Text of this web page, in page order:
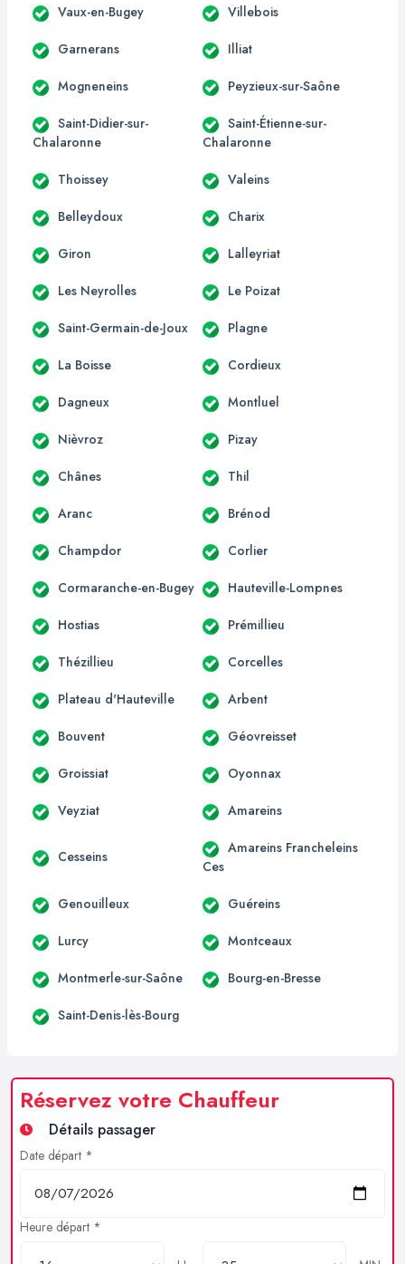
Vaux-en-Bugey Villebois
Garnerans Illiat
Mogneneins Peyzieux-sur-Saône
Saint-Didier-sur-
Chalaronne
Saint-Étienne-sur-
Chalaronne
Thoissey Valeins
Belleydoux Charix
Giron Lalleyriat
Les Neyrolles Le Poizat
Saint-Germain-de-Joux Plagne
La Boisse Cordieux
Dagneux Montluel
Nièvroz Pizay
Chânes Thil
Aranc Brénod
Champdor Corlier
Cormaranche-en-Bugey Hauteville-Lompnes
Hostias Prémillieu
Thézillieu Corcelles
Plateau d'Hauteville Arbent
Bouvent Géovreisset
Groissiat Oyonnax
Veyziat Amareins
Cesseins
Amareins Francheleins
Ces
Genouilleux Guéreins
Lurcy Montceaux
Montmerle-sur-Saône Bourg-en-Bresse
Saint-Denis-lès-Bourg
Réservez votre Chauffeur
Détails passager
Date départ *
Heure départ *